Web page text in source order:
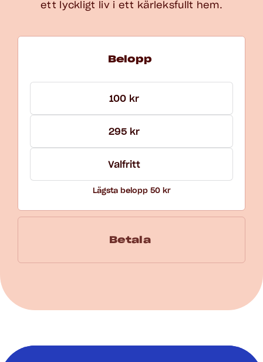
ett lyckligt liv i ett kärleksfullt hem.
Belopp
100 kr
295 kr
Lägsta belopp 50 kr
Betala